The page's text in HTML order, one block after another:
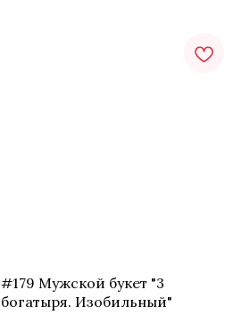
#179 Мужской букет "3
богатыря. Изобильный"